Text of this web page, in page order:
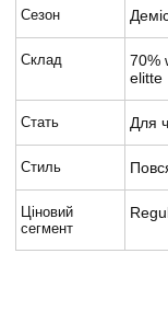
Сезон
Склад
70%
elitte
Стать Для
Стиль
Ціновий
сегмент